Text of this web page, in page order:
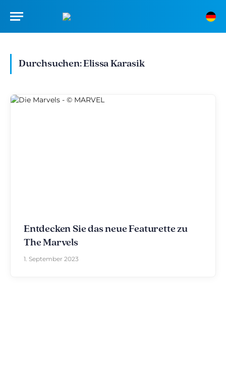
Durchsuchen:Elissa Karasik
Entdecken Sie das neue Featurette zu
The Marvels
1. September 2023